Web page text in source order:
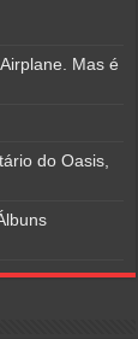
Mas é
do Oasis,